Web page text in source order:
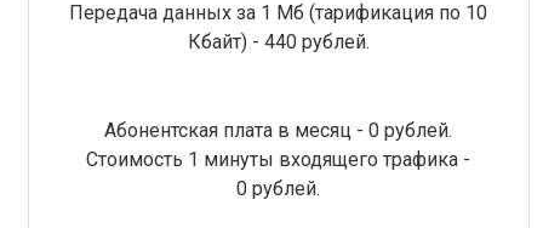
Передача данных за 1 Мб (тарификация по 10
Кбайт) - 440 рублей.
Абонентская плата в месяц - 0 рублей.
Стоимость 1 минуты входящего трафика -
0 рублей.